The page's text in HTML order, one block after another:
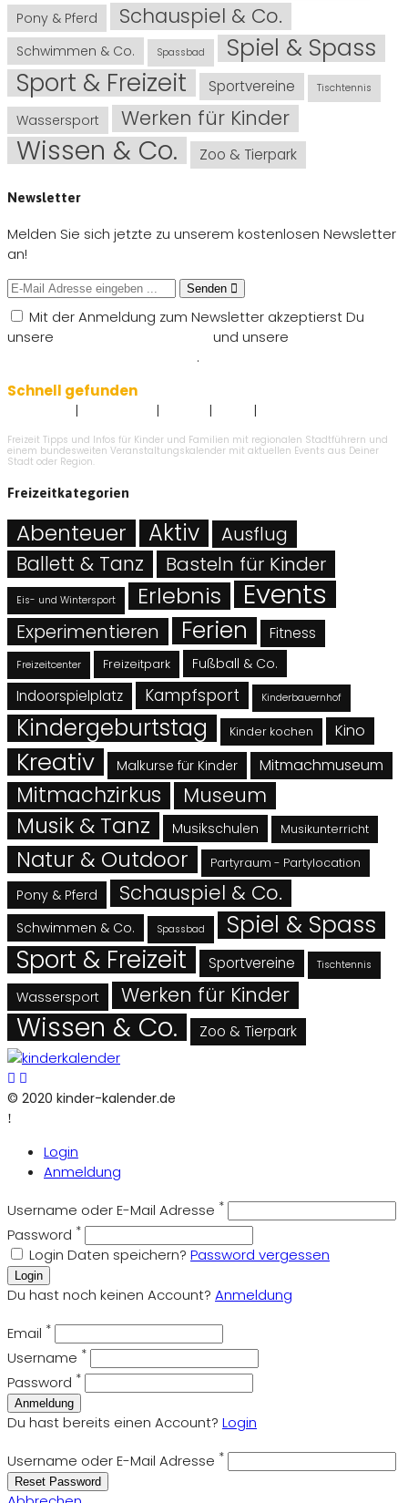
Pony & Pferd Schauspiel & Co.
Schwimmen & Co. Spassbad Spiel & Spass
Sport & Freizeit Sportvereine Tischtennis
Wassersport Werken für Kinder
Wissen & Co. Zoo & Tierpark
Newsletter
Melden Sie sich jetzte zu unserem kostenlosen Newsletter
an!
Senden
Mit der Anmeldung zum Newsletter akzeptierst Du
unsere
und unsere
.
Schnell gefunden
| | | |
Freizeit Tipps und Infos für Kinder und Familien mit regionalen Stadtführern und
einem bundesweiten Veranstaltungskalender mit aktuellen Events aus Deiner
Stadt oder Region.
Freizeitkategorien
Abenteuer Aktiv Ausflug
Ballett & Tanz Basteln für Kinder
Eis- und Wintersport Erlebnis Events
Experimentieren Ferien Fitness
Freizeitcenter Freizeitpark Fußball & Co.
Indoorspielplatz Kampfsport Kinderbauernhof
Kindergeburtstag Kinder kochen Kino
Kreativ Malkurse für Kinder Mitmachmuseum
Mitmachzirkus Museum
Musik & Tanz Musikschulen Musikunterricht
Natur & Outdoor Partyraum - Partylocation
Pony & Pferd Schauspiel & Co.
Schwimmen & Co. Spassbad Spiel & Spass
Sport & Freizeit Sportvereine Tischtennis
Wassersport Werken für Kinder
Wissen & Co. Zoo & Tierpark
© 2020 kinder-kalender.de
Login
Anmeldung
Username oder E-Mail Adresse *
Password *
Login Daten speichern? Password vergessen
Login
Du hast noch keinen Account? Anmeldung
Email *
Username *
Password *
Anmeldung
Du hast bereits einen Account? Login
Username oder E-Mail Adresse *
Reset Password